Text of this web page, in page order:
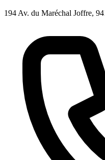
194 Av. du Maréchal Joffre,